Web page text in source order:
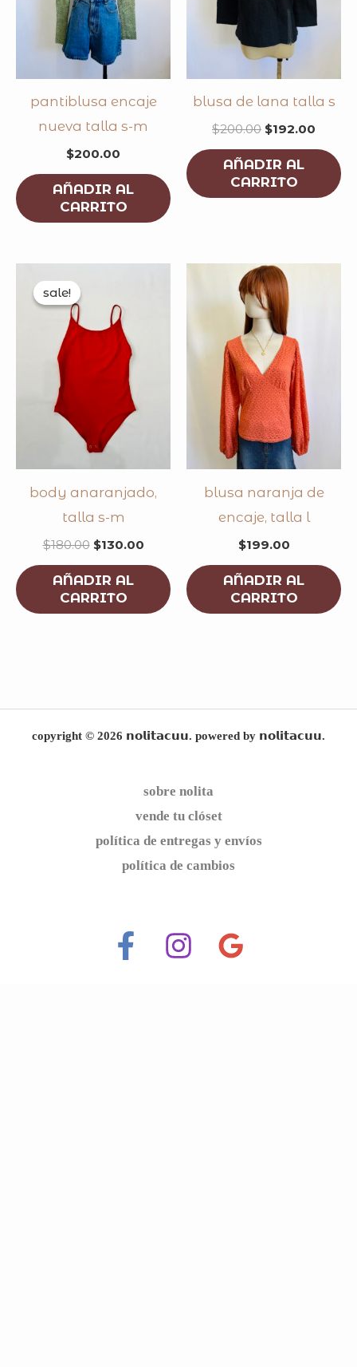
pantiblusa encaje
nueva talla s-m
$200.00
AÑADIR AL
CARRITO
blusa de lana talla s
$200.00 $192.00
AÑADIR AL
CARRITO
sale!
sale!
body anaranjado,
talla s-m
$180.00
was:
$180.00.
$130.00
AÑADIR AL
CARRITO
blusa naranja de
encaje, talla l
$199.00
AÑADIR AL
CARRITO
copyright © 2026 𝗻𝗼𝗹𝗶𝘁𝗮𝗰𝘂𝘂. powered by 𝗻𝗼𝗹𝗶𝘁𝗮𝗰𝘂𝘂.
sobre nolita
vende tu clóset
política de entregas y envíos
política de cambios